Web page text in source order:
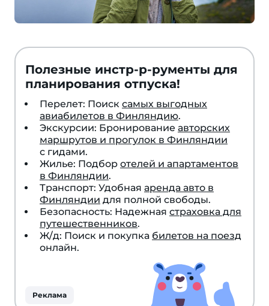
Полезные инстр-р-рументы для
планирования отпуска!
Перелет: Поиск самых выгодных
авиабилетов в Финляндию.
Экскурсии: Бронирование авторских
маршрутов и прогулок в Финляндии
с гидами.
Жилье: Подбор отелей и апартаментов
в Финляндии.
Транспорт: Удобная аренда авто в
Финляндии для полной свободы.
Безопасность: Надежная страховка для
путешественников.
Ж/д: Поиск и покупка билетов на поезд
онлайн.
Реклама